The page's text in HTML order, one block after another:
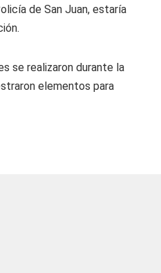
de San Juan, estaría
se realizaron durante la
elementos para